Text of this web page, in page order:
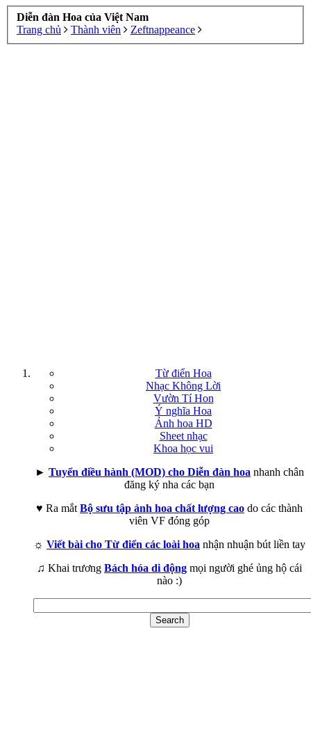
Diễn đàn Hoa của Việt Nam
Trang chủ
Thành viên Zeftnappeance
Từ điển Hoa
Nhạc Không Lời
Vườn Tí Hon
Ý nghĩa Hoa
Ảnh hoa HD
Sheet nhạc
Khoa học vui
► Tuyển điều hành (MOD) cho Diễn đàn hoa nhanh chân
đăng ký nha các bạn
♥ Ra mắt Bộ sưu tập ảnh hoa chất lượng cao do các thành
viên VF đóng góp
☼ Viết bài cho Từ điển các loài hoa nhận nhuận bút liền tay
♫ Khai trương Bách hóa di động mọi người ghé ủng hộ cái
nào :)